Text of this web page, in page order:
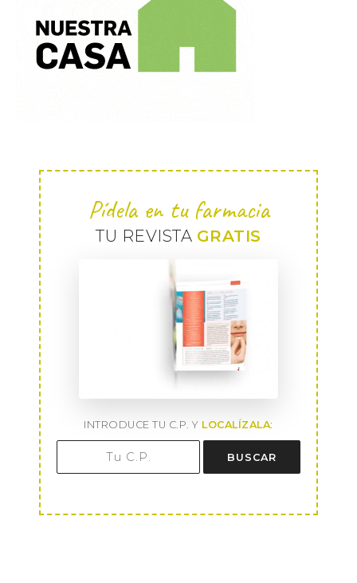
Pídela en tu farmacia
TU REVISTA GRATIS
INTRODUCE TU C.P. Y LOCALÍZALA:
BUSCAR